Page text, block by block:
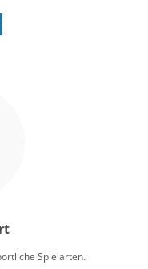
Spielarten.